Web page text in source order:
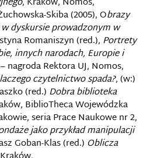
Skiba (2005), Obrazy
dyskursie prowadzonym w
Romaniszyn (red.), Portrety
innych narodach, Europie i
nagroda Rektora UJ, Nomos,
czytelnictwo spada?, (w:)
(red.) Dobra biblioteka
BiblioTheca Wojewódzka
seria Prace Naukowe nr 2,
jako przykład manipulacji
Goban-Klas (red.) Oblicza